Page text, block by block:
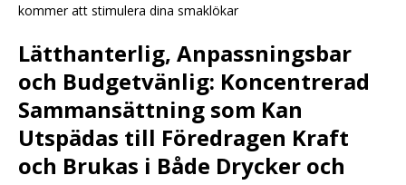
kommer att stimulera dina smaklökar
Lätthanterlig, Anpassningsbar
och Budgetvänlig: Koncentrerad
Sammansättning som Kan
Utspädas till Föredragen Kraft
och Brukas i Både Drycker och